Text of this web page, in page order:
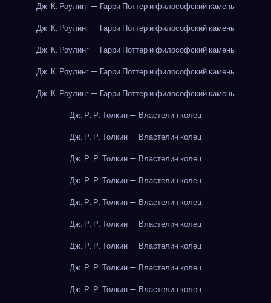
Дж. К. Роулинг — Гарри Поттер и философский камень
Дж. К. Роулинг — Гарри Поттер и философский камень
Дж. К. Роулинг — Гарри Поттер и философский камень
Дж. К. Роулинг — Гарри Поттер и философский камень
Дж. К. Роулинг — Гарри Поттер и философский камень
Дж. Р. Р. Толкин — Властелин колец
Дж. Р. Р. Толкин — Властелин колец
Дж. Р. Р. Толкин — Властелин колец
Дж. Р. Р. Толкин — Властелин колец
Дж. Р. Р. Толкин — Властелин колец
Дж. Р. Р. Толкин — Властелин колец
Дж. Р. Р. Толкин — Властелин колец
Дж. Р. Р. Толкин — Властелин колец
Дж. Р. Р. Толкин — Властелин колец